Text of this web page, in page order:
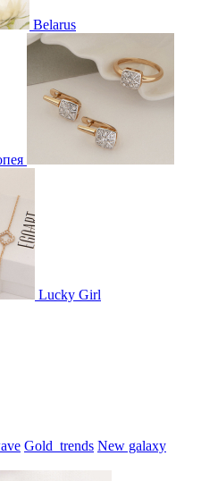
Belarus
Lucky Girl
Gold_trends New galaxy